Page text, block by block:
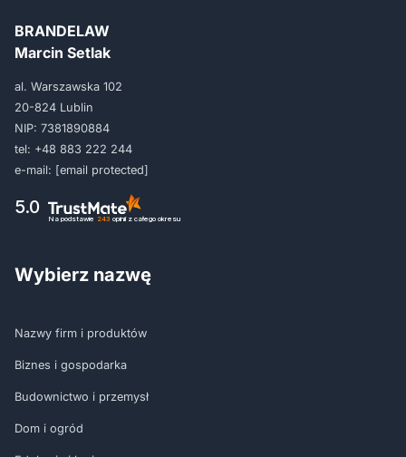
BRANDELAW
Marcin Setlak
al. Warszawska 102
20-824 Lublin
NIP: 7381890884
tel: +48 883 222 244
e-mail: [email protected]
5.0
Na podstawie 243 opinii z całego okresu
Wybierz nazwę
Nazwy firm i produktów
Biznes i gospodarka
Budownictwo i przemysł
Dom i ogród